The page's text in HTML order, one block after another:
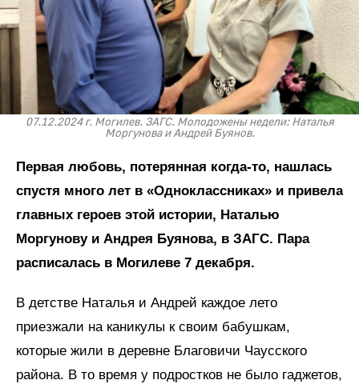
07.12.2024 г. Могилев. ЗАГС. Молодожены недели: Наталья
Моргунова и Андрей Буянов.
Первая любовь, потерянная когда-то, нашлась
спустя много лет в «Одноклассниках» и привела
главных героев этой истории, Наталью
Моргунову и Андрея Буянова, в ЗАГС. Пара
расписалась в Могилеве 7 декабря.
В детстве Наталья и Андрей каждое лето
приезжали на каникулы к своим бабушкам,
которые жили в деревне Благовичи Чаусского
района. В то время у подростков не было гаджетов,